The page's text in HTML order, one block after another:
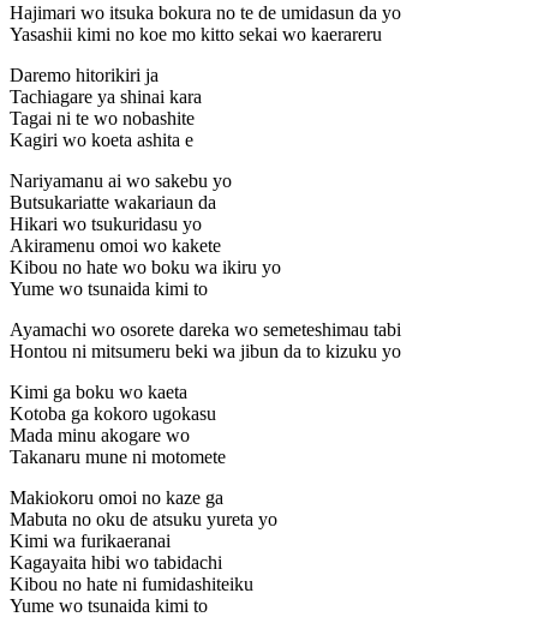
Hajimari wo itsuka bokura no te de umidasun da yo
Yasashii kimi no koe mo kitto sekai wo kaerareru
Daremo hitorikiri ja
Tachiagare ya shinai kara
Tagai ni te wo nobashite
Kagiri wo koeta ashita e
Nariyamanu ai wo sakebu yo
Butsukariatte wakariaun da
Hikari wo tsukuridasu yo
Akiramenu omoi wo kakete
Kibou no hate wo boku wa ikiru yo
Yume wo tsunaida kimi to
Ayamachi wo osorete dareka wo semeteshimau tabi
Hontou ni mitsumeru beki wa jibun da to kizuku yo
Kimi ga boku wo kaeta
Kotoba ga kokoro ugokasu
Mada minu akogare wo
Takanaru mune ni motomete
Makiokoru omoi no kaze ga
Mabuta no oku de atsuku yureta yo
Kimi wa furikaeranai
Kagayaita hibi wo tabidachi
Kibou no hate ni fumidashiteiku
Yume wo tsunaida kimi to